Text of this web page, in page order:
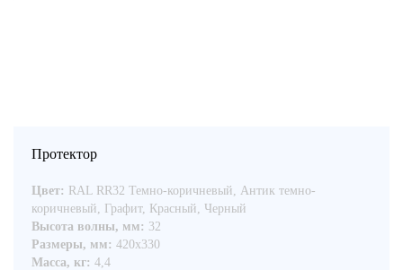
Протектор
Цвет: RAL RR32 Темно-коричневый, Антик темно-
коричневый, Графит, Красный, Черный
Высота волны, мм: 32
Размеры, мм: 420x330
Масса, кг: 4,4